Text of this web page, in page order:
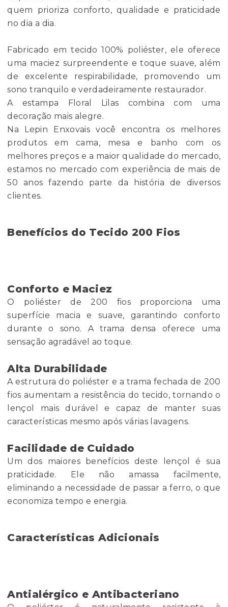
quem prioriza conforto, qualidade e praticidade
no dia a dia.
Fabricado em tecido 100% poliéster, ele oferece
uma maciez surpreendente e toque suave, além
de excelente respirabilidade, promovendo um
sono tranquilo e verdadeiramente restaurador.
A estampa Floral Lilas combina com uma
decoração mais alegre.
Na Lepin Enxovais você encontra os melhores
produtos em cama, mesa e banho com os
melhores preços e a maior qualidade do mercado,
estamos no mercado com experiência de mais de
50 anos fazendo parte da história de diversos
clientes.
Benefícios do Tecido 200 Fios
Conforto e Maciez
O poliéster de 200 fios proporciona uma
superfície macia e suave, garantindo conforto
durante o sono. A trama densa oferece uma
sensação agradável ao toque.
Alta Durabilidade
A estrutura do poliéster e a trama fechada de 200
fios aumentam a resistência do tecido, tornando o
lençol mais durável e capaz de manter suas
características mesmo após várias lavagens.
Facilidade de Cuidado
Um dos maiores benefícios deste lençol é sua
praticidade. Ele não amassa facilmente,
eliminando a necessidade de passar a ferro, o que
economiza tempo e energia.
Características Adicionais
Antialérgico e Antibacteriano